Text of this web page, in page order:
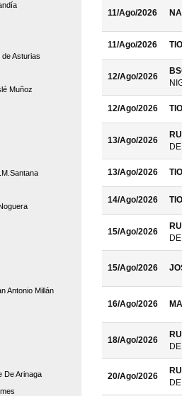
Asturias
Muñoz
Antonio Millán
De Arinaga
11/Ago/2026
11/Ago/2026
12/Ago/2026
12/Ago/2026
13/Ago/2026
13/Ago/2026
14/Ago/2026
15/Ago/2026
15/Ago/2026
16/Ago/2026
18/Ago/2026
20/Ago/2026